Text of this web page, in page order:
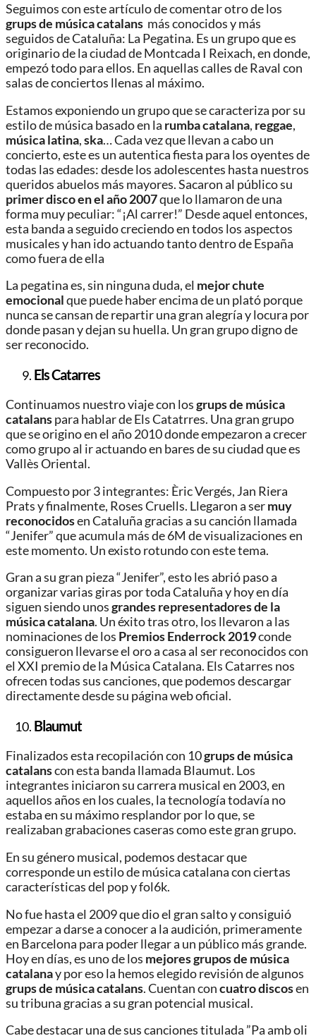
Seguimos con este artículo de comentar otro de los
grups de música catalans más conocidos y más
seguidos de Cataluña: La Pegatina. Es un grupo que es
originario de la ciudad de Montcada I Reixach, en donde,
empezó todo para ellos. En aquellas calles de Raval con
salas de conciertos llenas al máximo.
Estamos exponiendo un grupo que se caracteriza por su
estilo de música basado en la rumba catalana, reggae,
músicalatina,ska… Cada vez que llevan a cabo un
concierto, este es un autentica fiesta para los oyentes de
todas las edades: desde los adolescentes hasta nuestros
queridos abuelos más mayores. Sacaron al público su
primer disco en el año 2007que lo llamaron de una
forma muy peculiar: “¡Al carrer!” Desde aquel entonces,
esta banda a seguido creciendo en todos los aspectos
musicales y han ido actuando tanto dentro de España
como fuera de ella
La pegatina es, sin ninguna duda, el mejor chute
emocionalque puede haber encima de un plató porque
nunca se cansan de repartir una gran alegría y locura por
donde pasan y dejan su huella. Un gran grupo digno de
ser reconocido.
Els Catarres
Continuamos nuestro viaje con losgrups de música
catalanspara hablar de Els Catatrres. Una gran grupo
que se origino en el año 2010 donde empezaron a crecer
como grupo al ir actuando en bares de su ciudad que es
Vallès Oriental.
Compuesto por 3 integrantes: Èric Vergés, Jan Riera
Prats y finalmente, Roses Cruells. Llegaron a sermuy
reconocidosen Cataluña gracias a su canción llamada
“Jenifer” que acumula más de 6M de visualizaciones en
este momento. Un existo rotundo con este tema.
Gran a su gran pieza “Jenifer”, esto les abrió paso a
organizar varias giras por toda Cataluña y hoy en día
siguen siendo unosgrandes representadores de la
música catalana. Un éxito tras otro, los llevaron a las
nominaciones de los Premios Enderrock 2019conde
consigueron llevarse el oro a casa al ser reconocidos con
el XXI premio de la Música Catalana. Els Catarres nos
ofrecen todas sus canciones, que podemos descargar
directamente desde su página web oficial.
Blaumut
Finalizados esta recopilación con 10grups de música
catalanscon esta banda llamada Blaumut. Los
integrantes iniciaron su carrera musical en 2003, en
aquellos años en los cuales, la tecnología todavía no
estaba en su máximo resplandor por lo que, se
realizaban grabaciones caseras como este gran grupo.
En su género musical, podemos destacar que
corresponde un estilo de música catalana con ciertas
características del pop y fol6k.
No fue hasta el 2009 que dio el gran salto y consiguió
empezar a darse a conocer a la audición, primeramente
en Barcelona para poder llegar a un público más grande.
Hoy en días, es uno de los mejores grupos de música
catalanay por eso la hemos elegido revisión de algunos
grups de música catalans. Cuentan concuatro discosen
su tribuna gracias a su gran potencial musical.
Cabe destacar una de sus canciones titulada ”Pa amb oli